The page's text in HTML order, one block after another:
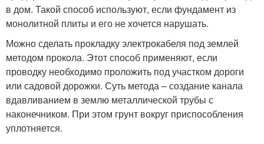
в дом. Такой способ используют, если фундамент из
монолитной плиты и его не хочется нарушать.
Можно сделать прокладку электрокабеля под землей
методом прокола. Этот способ применяют, если
проводку необходимо проложить под участком дороги
или садовой дорожки. Суть метода – создание канала
вдавливанием в землю металлической трубы с
наконечником. При этом грунт вокруг приспособления
уплотняется.